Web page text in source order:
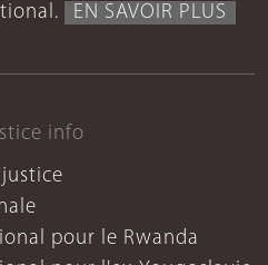
EN SAVOIR PLUS
info
pour le Rwanda